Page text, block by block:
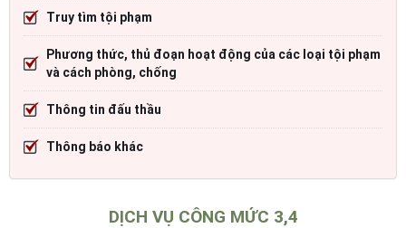
Truy tìm tội phạm
Phương thức, thủ đoạn hoạt động của các loại tội phạm
và cách phòng, chống
Thông tin đấu thầu
Thông báo khác
DỊCH VỤ CÔNG MỨC 3,4